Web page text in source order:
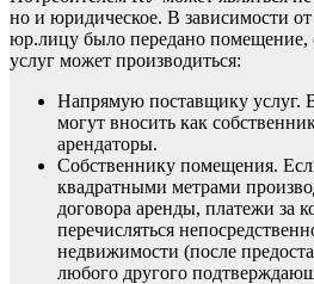
но и юридическое. В зависимости
юр.лицу было передано помещение,
услуг может производиться:
Напрямую поставщику услуг.
могут вносить как
арендаторы.
Собственнику помещения.
квадратными метрами
договора аренды, платежи за
перечисляться
недвижимости (после
любого другого